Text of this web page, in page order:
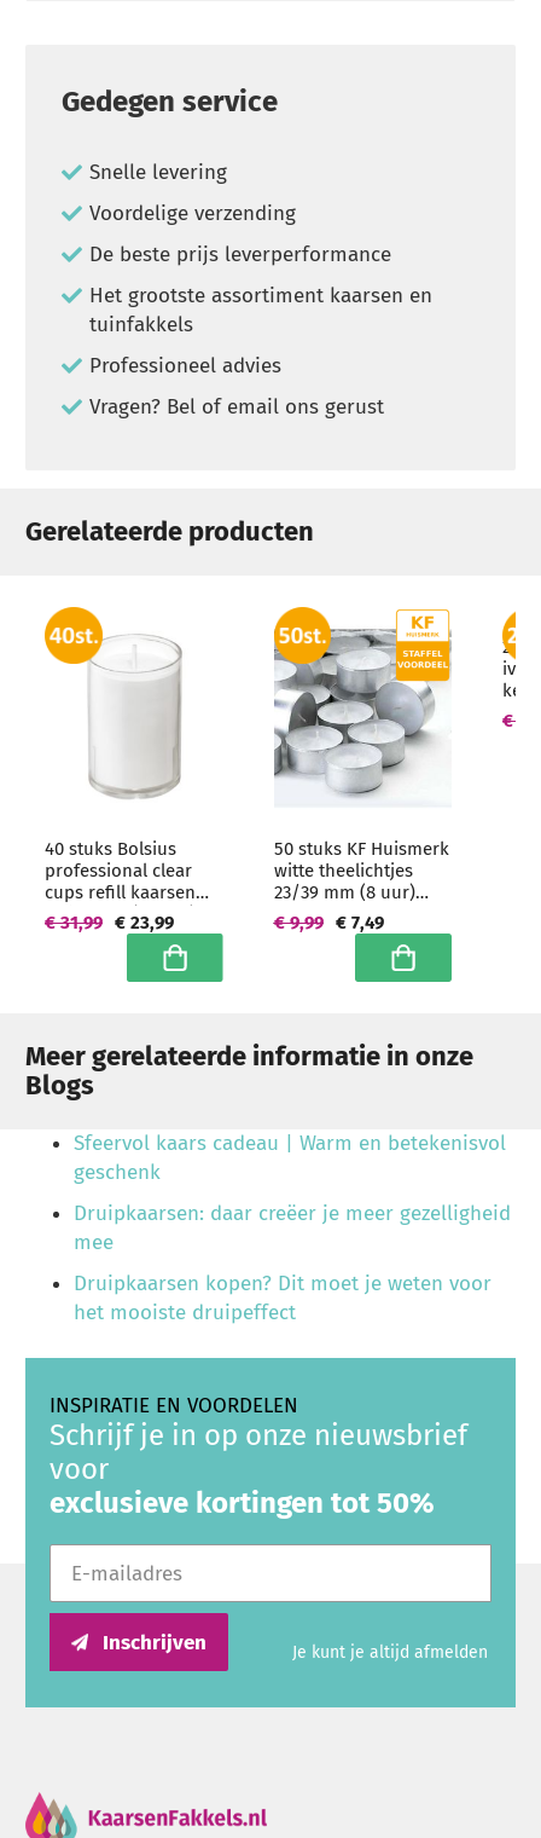
Gedegen service
Snelle levering
Voordelige verzending
De beste prijs leverperformance
Het grootste assortiment kaarsen en
tuinfakkels
Professioneel advies
Vragen? Bel of email ons gerust
Gerelateerde producten
40 stuks Bolsius
professional clear
cups refill kaarsen
55/42 mm (16 uur)
Transparant
€ 23,99
€ 31,99
In winkelwagen
50 stuks KF Huismerk
witte theelichtjes
23/39 mm (8 uur)
Hoogwaardige
horeca kwaliteit
€ 7,49
€ 9,99
In winkelwagen
20
€
Meer gerelateerde informatie in onze
Blogs
Sfeervol kaars cadeau | Warm en betekenisvol
geschenk
Druipkaarsen: daar creëer je meer gezelligheid
mee
Druipkaarsen kopen? Dit moet je weten voor
het mooiste druipeffect
INSPIRATIE EN VOORDELEN
Schrijf je in op onze nieuwsbrief
voor
exclusieve kortingen tot 50%
Inschrijven Je kunt je altijd afmelden